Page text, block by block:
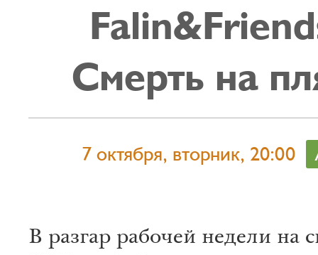
Смерть на
7 октября, вторник, 20:00
В разгар рабочей недели на